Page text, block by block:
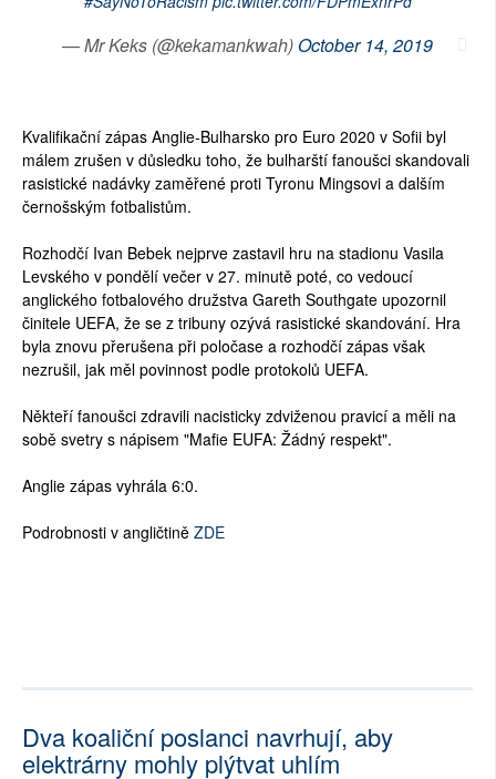
— Mr Keks (@kekamankwah)October 14, 2019
Kvalifikační zápas Anglie-Bulharsko pro Euro 2020 v Sofii byl
málem zrušen v důsledku toho, že bulharští fanoušci skandovali
rasistické nadávky zaměřené proti Tyronu Mingsovi a dalším
černošským fotbalistům.
Rozhodčí Ivan Bebek nejprve zastavil hru na stadionu Vasila
Levského v pondělí večer v 27. minutě poté, co vedoucí
anglického fotbalového družstva Gareth Southgate upozornil
činitele UEFA, že se z tribuny ozývá rasistické skandování. Hra
byla znovu přerušena při poločase a rozhodčí zápas však
nezrušil, jak měl povinnost podle protokolů UEFA.
Někteří fanoušci zdravili nacisticky zdviženou pravicí a měli na
sobě svetry s nápisem "Mafie EUFA: Žádný respekt".
Anglie zápas vyhrála 6:0.
Podrobnosti v angličtině ZDE
Dva koaliční poslanci navrhují, aby
elektrárny mohly plýtvat uhlím